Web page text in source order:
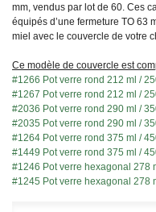
mm, vendus par lot de 60. Ces
équipés d’une fermeture TO 63
miel avec le couvercle de votre
Ce modèle de couvercle est
#1266 Pot verre rond 212 ml /
#1267 Pot verre rond 212 ml /
#2036 Pot verre rond 290 ml /
#2035 Pot verre rond 290 ml /
#1264 Pot verre rond 375 ml /
#1449 Pot verre rond 375 ml /
#1246 Pot verre hexagonal 278
#1245 Pot verre hexagonal 278